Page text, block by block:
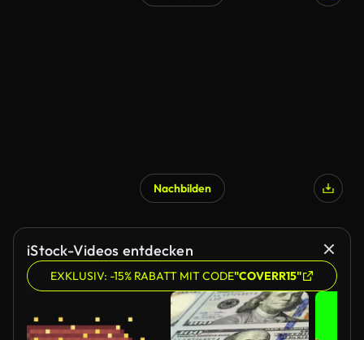
Nachbilden
iStock-Videos entdecken
EXKLUSIV: -15% RABATT MIT CODE"COVERR15"